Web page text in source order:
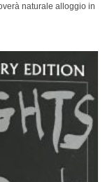
naturale alloggio in